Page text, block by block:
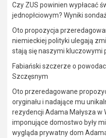
Czy ZUS powinien wypłacać
jednopłciowym? Wyniki
Oto propozycja
niemieckiej polityki ulegają
stają się naszymi kluczowymi
Fabiański szczerze o
Szczęsnym
Oto przeredagowane
oryginału i nadające mu
rezydencji Adama Małysza w
imponujące domostwo były
wygląda prywatny dom